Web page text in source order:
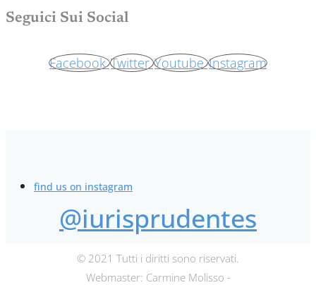
Seguici Sui Social
Facebook Twitter Youtube Instagram
find us on instagram
@iurisprudentes
© 2021 Tutti i diritti sono riservati.
Webmaster: Carmine Molisso -